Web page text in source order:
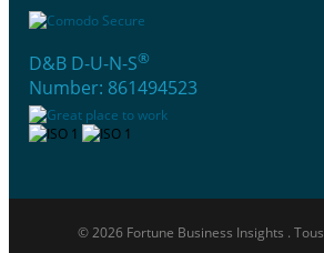
D&B D-U-N-S®
Number: 861494523
© 2026 Fortune Business Insights .